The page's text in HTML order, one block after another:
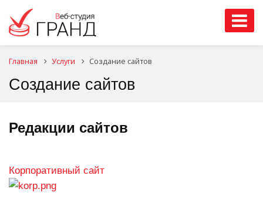
Главная Услуги Создание сайтов
Создание сайтов
Редакции сайтов
Корпоративный сайт